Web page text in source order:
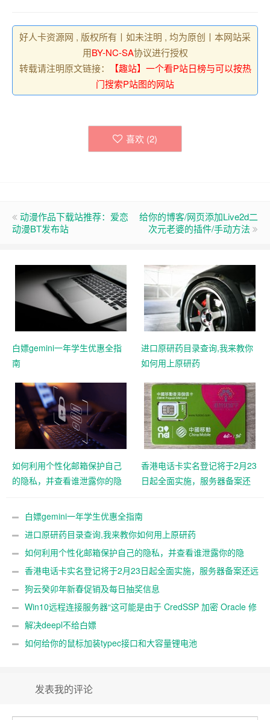
好人卡资源网 , 版权所有丨如未注明 , 均为原创丨本网站采
用BY-NC-SA协议进行授权
转载请注明原文链接：
【趣站】一个看P站日榜与可以按热
门搜索P站图的网站
喜欢 (2)
动漫作品下载站推荐：爱恋
动漫BT发布站
给你的博客/网页添加Live2d二
次元老婆的插件/手动方法
白嫖gemini一年学生优惠全指
南
进口原研药目录查询,我来教你
如何用上原研药
如何利用个性化邮箱保护自己
的隐私，并查看谁泄露你的隐
香港电话卡实名登记将于2月23
日起全面实施，服务器备案还
白嫖gemini一年学生优惠全指南
进口原研药目录查询,我来教你如何用上原研药
如何利用个性化邮箱保护自己的隐私，并查看谁泄露你的隐
私 香港电话卡实名登记将于2月23日起全面实施，服务器备案还远
吗？狗云癸卯年新春促销及每日抽奖信息
Win10远程连接服务器“这可能是由于 CredSSP 加密 Oracle 修
正”解决办法
解决deepl不给白嫖
如何给你的鼠标加装typec接口和大容量锂电池
发表我的评论